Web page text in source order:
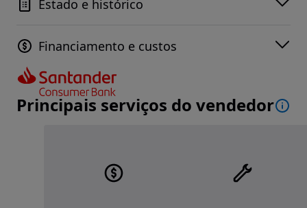
Estado e histórico
Financiamento e custos
Principais serviços do vendedor